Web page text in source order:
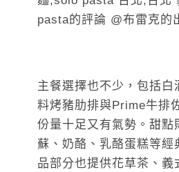
主餐選擇也不少，包括白
料烤豬肋排與Prime牛排
份量十足又有氣勢。甜點
蘇、奶酪、乳酪蛋糕等經
品部分也提供花草茶、義